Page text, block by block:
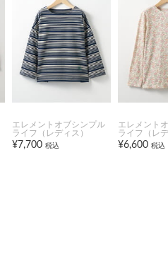
エレメントオブシンプル
ライフ（レディス）
¥7,700 税込
エレメント
ライフ（レ
¥6,600 税込